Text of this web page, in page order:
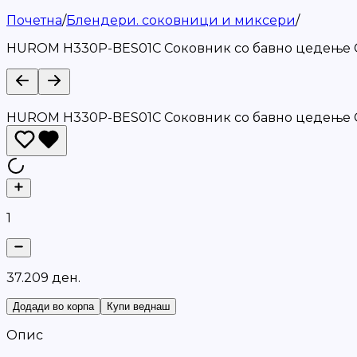
Почетна/Блендери. соковници и миксери/
HUROM H330P-BES01C Соковник со бавно цедење
HUROM H330P-BES01C Соковник со бавно цедење
1
37.209 ден.
Додади во корпа Купи веднаш
Опис